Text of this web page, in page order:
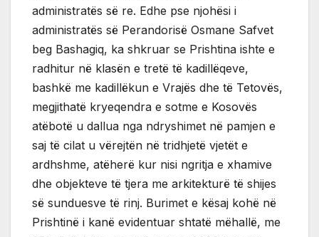
administratës së re. Edhe pse njohësi i
administratës së Perandorisë Osmane Safvet
beg Bashagiq, ka shkruar se Prishtina ishte e
radhitur në klasën e tretë të kadillëqeve,
bashkë me kadillëkun e Vrajës dhe të Tetovës,
megjithatë kryeqendra e sotme e Kosovës
atëbotë u dallua nga ndryshimet në pamjen e
saj të cilat u vërejtën në tridhjetë vjetët e
ardhshme, atëherë kur nisi ngritja e xhamive
dhe objekteve të tjera me arkitekturë të shijes
së sunduesve të rinj. Burimet e kësaj kohë në
Prishtinë i kanë evidentuar shtatë mëhallë, me